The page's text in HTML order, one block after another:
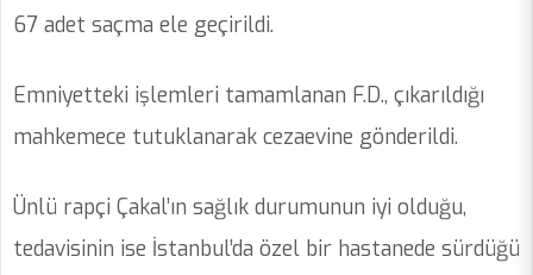
67 adet saçma ele geçirildi.
Emniyetteki işlemleri tamamlanan F.D., çıkarıldığı
mahkemece tutuklanarak cezaevine gönderildi.
Ünlü rapçi Çakal’ın sağlık durumunun iyi olduğu,
tedavisinin ise İstanbul’da özel bir hastanede sürdüğü